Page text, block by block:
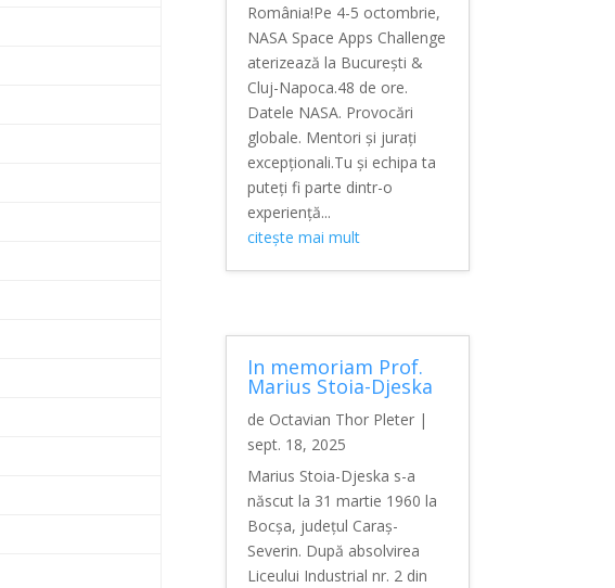
România!Pe 4-5 octombrie,
NASA Space Apps Challenge
aterizează la București &
Cluj-Napoca.48 de ore.
Datele NASA. Provocări
globale. Mentori și jurați
excepționali.Tu și echipa ta
puteți fi parte dintr-o
experiență...
citește mai mult
In memoriam Prof.
Marius Stoia-Djeska
de Octavian Thor Pleter |
sept. 18, 2025
Marius Stoia-Djeska s-a
născut la 31 martie 1960 la
Bocșa, județul Caraș-
Severin. După absolvirea
Liceului Industrial nr. 2 din